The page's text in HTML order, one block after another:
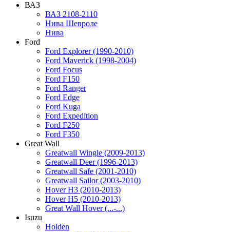
ВАЗ
ВАЗ 2108-2110
Нива Шевроле
Нива
Ford
Ford Explorer (1990-2010)
Ford Maverick (1998-2004)
Ford Focus
Ford F150
Ford Ranger
Ford Edge
Ford Kuga
Ford Expedition
Ford F250
Ford F350
Great Wall
Greatwall Wingle (2009-2013)
Greatwall Deer (1996-2013)
Greatwall Safe (2001-2010)
Greatwall Sailor (2003-2010)
Hover H3 (2010-2013)
Hover H5 (2010-2013)
Great Wall Hover (...-...)
Isuzu
Holden